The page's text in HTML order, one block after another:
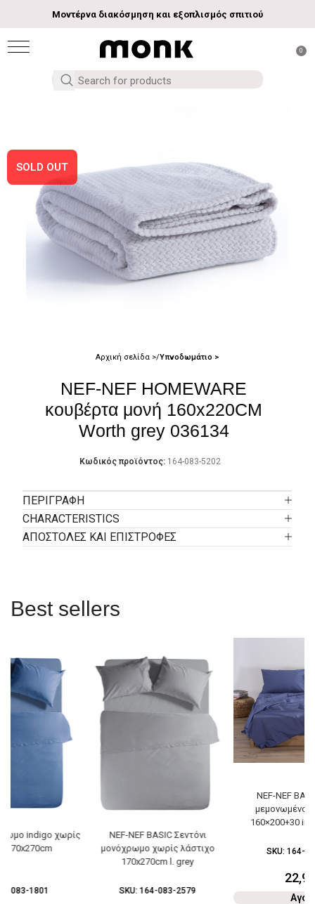
Μοντέρνα διακόσμηση και εξοπλισμός σπιτιού
0
SOLD OUT
Αρχική σελίδα Υπνοδωμάτιο
NEF-NEF HOMEWARE
κουβέρτα μονή 160x220CM
Worth grey 036134
Κωδικός προϊόντος: 164-083-5202
ΠΕΡΙΓΡΑΦΉ
CHARACTERISTICS
ΑΠΟΣΤΟΛΕΣ ΚΑΙ ΕΠΙΣΤΡΟΦΕΣ
Best sellers
indigo χωρίς
170x270cm
083-1801
NEF-NEF BASIC Σεντόνι
μονόχρωμο χωρίς λάστιχο
170x270cm l. grey
SKU:164-083-2579
NEF-NEF
μεμονωμένο
160×200+30
SKU: 164-